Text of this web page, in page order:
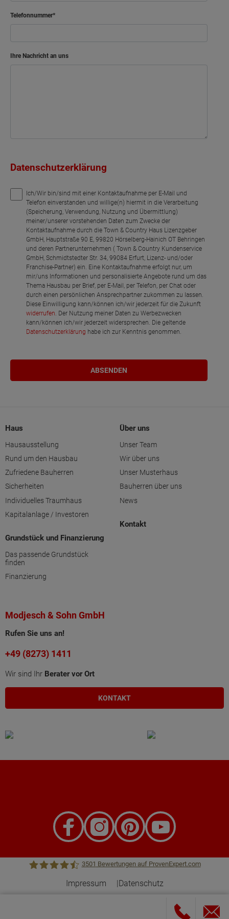
Telefonnummer
Ihre Nachricht an uns
Datenschutzerklärung
Ich/Wir bin/sind mit einer Kontaktaufnahme per E-Mail und
Telefon einverstanden und willige(n) hiermit in die Verarbeitung
(Speicherung, Verwendung, Nutzung und Übermittlung)
meiner/unserer vorstehenden Daten zum Zwecke der
Kontaktaufnahme durch die Town & Country Haus Lizenzgeber
GmbH, Hauptstraße 90 E, 99820 Hörselberg-Hainich OT Behringen
und deren Partnerunternehmen ( Town & Country Kundenservice
GmbH, Schmidtstedter Str. 34, 99084 Erfurt, Lizenz- und/oder
Franchise-Partner) ein. Eine Kontaktaufnahme erfolgt nur, um
mir/uns Informationen und personalisierte Angebote rund um das
Thema Hausbau per Brief, per E-Mail, per Telefon, per Chat oder
durch einen persönlichen Ansprechpartner zukommen zu lassen.
Diese Einwilligung kann/können ich/wir jederzeit für die Zukunft
widerrufen. Der Nutzung meiner Daten zu Werbezwecken
kann/können ich/wir jederzeit widersprechen. Die geltende
Datenschutzerklärung habe ich zur Kenntnis genommen.
Haus
Hausausstellung
Rund um den Hausbau
Zufriedene Bauherren
Sicherheiten
Individuelles Traumhaus
Kapitalanlage / Investoren
Grundstück und Finanzierung
Das passende Grundstück
finden
Finanzierung
Über uns
Unser Team
Wir über uns
Unser Musterhaus
Bauherren über uns
News
Kontakt
Modjesch & Sohn GmbH
Rufen Sie uns an!
+49 (8273) 1411
Wir sind Ihr Berater vor Ort
KONTAKT
3501 Bewertungen auf ProvenExpert.com
Impressum Datenschutz